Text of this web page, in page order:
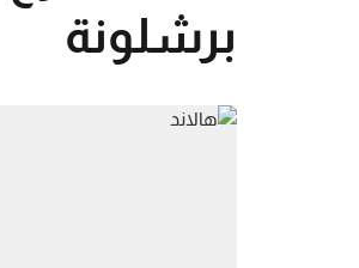
برشلونة